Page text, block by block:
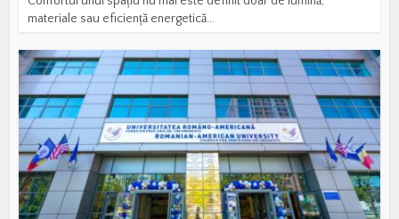
materiale sau eficiență energetică...